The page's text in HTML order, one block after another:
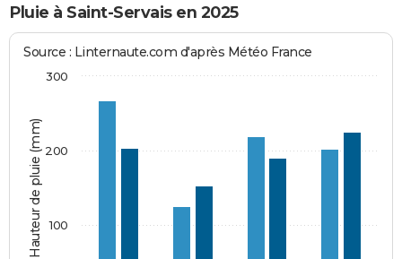
Pluie à Saint-Servais en 2025
Hauteur de pluie (mm)
Source : Linternaute.com d'après Météo France
100
200
300